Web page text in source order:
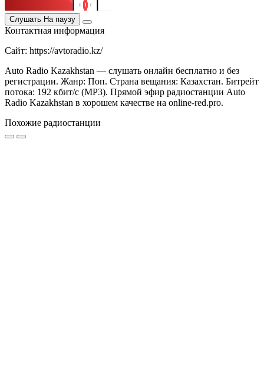
Слушать На паузу
Контактная информация
Сайт: https://avtoradio.kz/
Auto Radio Kazakhstan — слушать онлайн бесплатно и без
регистрации. Жанр: Поп. Страна вещания: Казахстан. Битрейт
потока: 192 кбит/с (MP3). Прямой эфир радиостанции Auto
Radio Kazakhstan в хорошем качестве на online-red.pro.
Похожие радиостанции